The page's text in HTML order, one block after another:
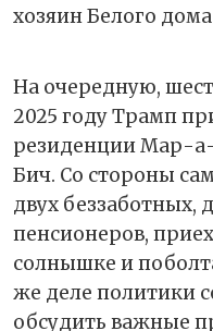
хозяин Белого
На очередную,
2025 году Трамп
резиденции Мар-
Бич. Со стороны
двух
пенсионеров,
солнышке и
же деле политики
обсудить важные